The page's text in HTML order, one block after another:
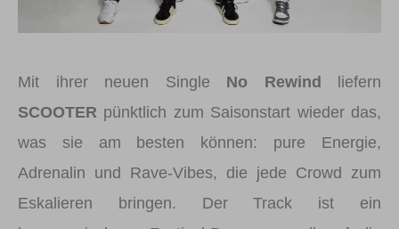
Mit ihrer neuen Single No Rewind
liefern
SCOOTER pünktlich zum Saisonstart wieder das,
was sie am besten können: pure Energie,
Adrenalin und Rave-Vibes, die jede Crowd zum
Eskalieren bringen. Der Track ist ein